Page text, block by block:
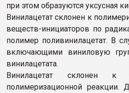
при этом образуются уксусная
Винилацетат склонен к
веществ-инициаторов по
полимер поливинилацетат. В
включающими виниловую
винилацетата.
Винилацетат склонен к
полимеризационной реакции.